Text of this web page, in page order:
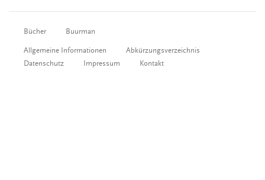
Bücher Buurman
Allgemeine Informationen
Abkürzungsverzeichnis
Datenschutz
Impressum Kontakt